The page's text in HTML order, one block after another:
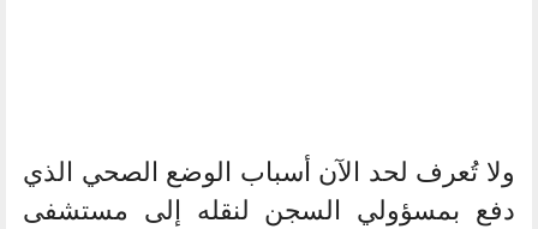
ولا تُعرف لحد الآن أسباب الوضع الصحي الذي
دفع بمسؤولي السجن لنقله إلى مستشفى